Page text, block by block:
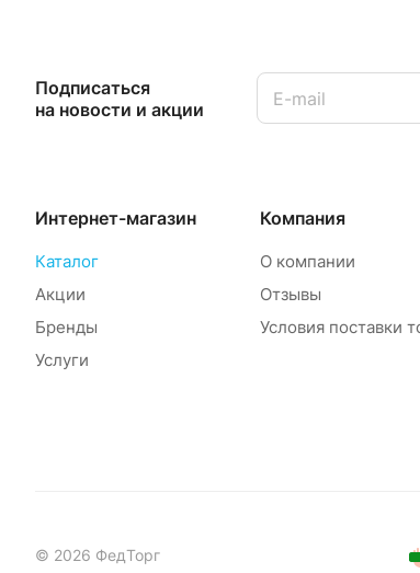
Подписаться
на новости и акции
Интернет-магазин
Каталог
Акции
Бренды
Услуги
Компания
О компании
Отзывы
Условия поставки
© 2026 ФедТорг